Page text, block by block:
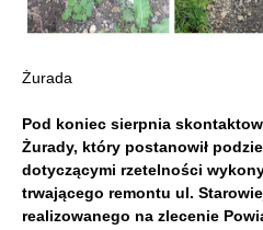
Żurada
Pod koniec sierpnia
Żurady, który postanowił
dotyczącymi rzetelności
trwającego remontu ul.
realizowanego na zlecenie